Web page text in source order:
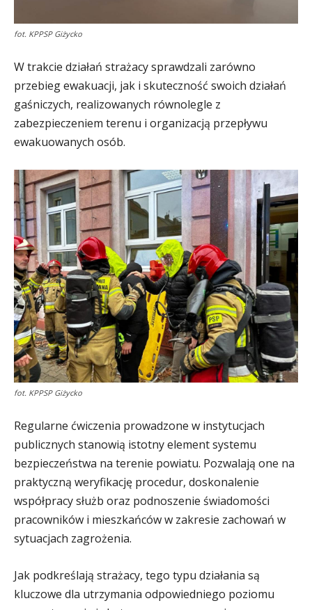
fot. KPPSP Giżycko
W trakcie działań strażacy sprawdzali zarówno
przebieg ewakuacji, jak i skuteczność swoich działań
gaśniczych, realizowanych równolegle z
zabezpieczeniem terenu i organizacją przepływu
ewakuowanych osób.
fot. KPPSP Giżycko
Regularne ćwiczenia prowadzone w instytucjach
publicznych stanowią istotny element systemu
bezpieczeństwa na terenie powiatu. Pozwalają one na
praktyczną weryfikację procedur, doskonalenie
współpracy służb oraz podnoszenie świadomości
pracowników i mieszkańców w zakresie zachowań w
sytuacjach zagrożenia.
Jak podkreślają strażacy, tego typu działania są
kluczowe dla utrzymania odpowiedniego poziomu